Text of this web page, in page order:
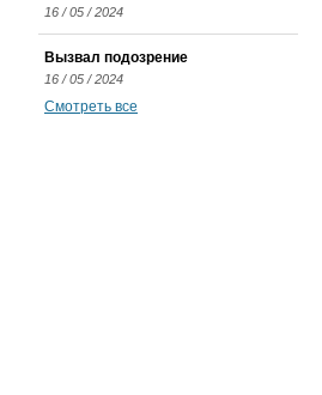
16 / 05 / 2024
Вызвал подозрение
16 / 05 / 2024
Смотреть все